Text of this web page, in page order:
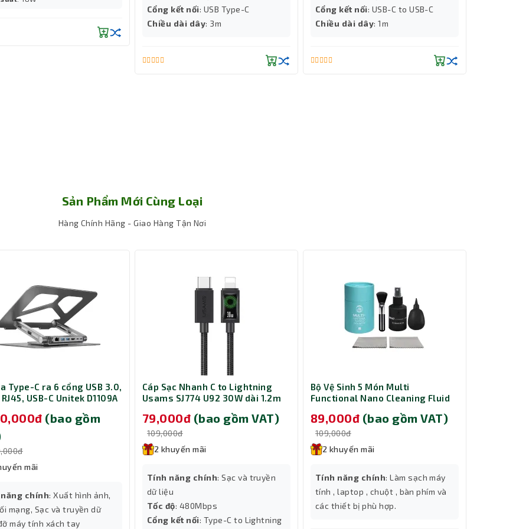
ninh...
ngoài trời như cắm trại, du lịch, hay thậm chí trong các sự cố mất
kỳ
Cổng kết nối: USB Type-C
Chiều dài dây: 3m
Cổng kết nối: USB-C to USB-C
Chiều dài dây: 1m
Sản Phẩm Mới Cùng Loại
Hàng Chính Hãng - Giao Hàng Tận Nơi
Type-C ra 6 cổng USB 3.0,
USB-C Unitek D1109A
(bao gồm
mãi
chính: Xuất hình ảnh,
mạng, Sạc và truyền dữ
máy tính xách tay
Cáp Sạc Nhanh C to Lightning
Usams SJ774 U92 30W dài 1.2m
79,000đ (bao gồm VAT)
109,000đ
2 khuyến mãi
Tính năng chính: Sạc và truyền
dữ liệu
Tốc độ: 480Mbps
Cổng kết nối: Type-C to Lightning
Bộ Vệ Sinh 5 Món Multi
Functional Nano Cleaning Fluid
89,000đ (bao gồm VAT)
109,000đ
2 khuyến mãi
Tính năng chính: Làm sạch máy
tính , laptop , chuột , bàn phím và
các thiết bị phù hợp.